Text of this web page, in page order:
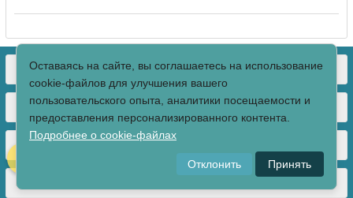
КОНТАКТЫ
О МАГАЗИНЕ
КАТАЛОГ ТОВАРОВ
Оставаясь на сайте, вы соглашаетесь на использование
cookie-файлов для улучшения вашего
пользовательского опыта, аналитики посещаемости и
предоставления персонализированного контента.
Подробнее о cookie-файлах
Отклонить Принять